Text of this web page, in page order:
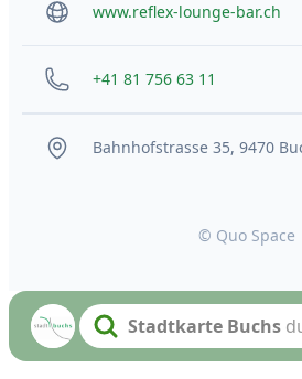
Search textStadtkarte Buchs
www.reflex-lounge-bar.ch
+41 81 756 63 11
Bahnhofstrasse 35, 9470
© Quo Space